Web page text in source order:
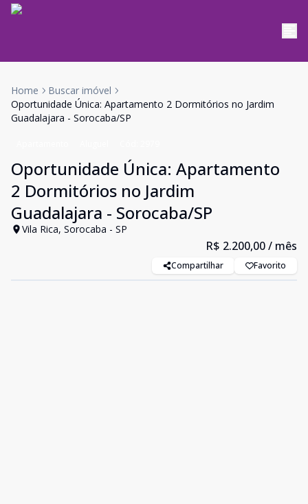
Home
Buscar imóvel
Oportunidade Única: Apartamento 2 Dormitórios no Jardim
Guadalajara - Sorocaba/SP
Oportunidade Única: Apartamento
2 Dormitórios no Jardim
Guadalajara - Sorocaba/SP
Vila Rica, Sorocaba - SP
R$ 2.200,00/ mês
Compartilhar Favorito